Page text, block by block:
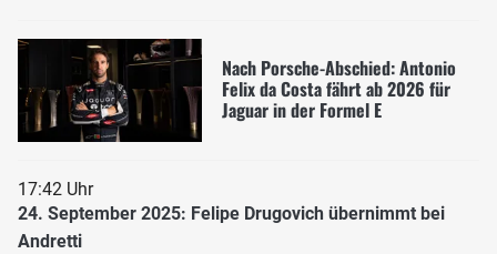
Nach Porsche-Abschied: Antonio
Felix da Costa fährt ab 2026 für
Jaguar in der Formel E
17:42 Uhr
24. September 2025: Felipe Drugovich übernimmt bei
Andretti